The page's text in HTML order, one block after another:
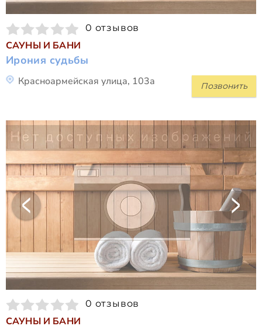
0 отзывов
САУНЫ И БАНИ
Ирония судьбы
Позвонить
Красноармейская улица, 103а
0 отзывов
САУНЫ И БАНИ